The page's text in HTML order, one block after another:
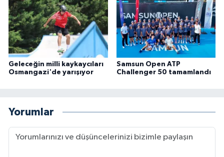
Geleceğin milli kaykaycıları
Osmangazi'de yarışıyor
Samsun Open ATP
Challenger 50 tamamlandı
Yorumlar